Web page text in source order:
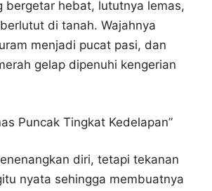
bergetar hebat, lututnya lemas,
di tanah. Wajahnya
menjadi pucat pasi, dan
gelap dipenuhi kengerian
Puncak Tingkat Kedelapan”
diri, tetapi tekanan
nyata sehingga membuatnya